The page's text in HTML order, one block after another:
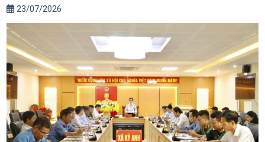
23/07/2026